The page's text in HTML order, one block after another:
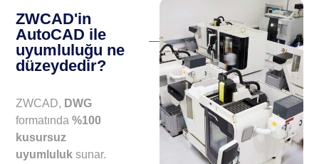
ZWCAD'in
AutoCAD ile
uyumluluğu ne
düzeydedir?
ZWCAD, DWG
formatında%100
kusursuz
uyumluluk sunar.